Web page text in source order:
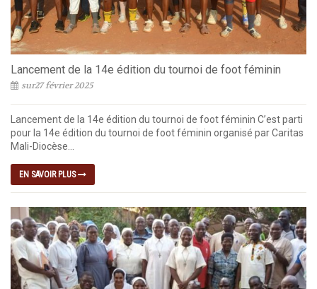
Lancement de la 14e édition du tournoi de foot féminin
sur27 février 2025
Lancement de la 14e édition du tournoi de foot féminin C’est parti
pour la 14e édition du tournoi de foot féminin organisé par Caritas
Mali-Diocèse...
EN SAVOIR PLUS